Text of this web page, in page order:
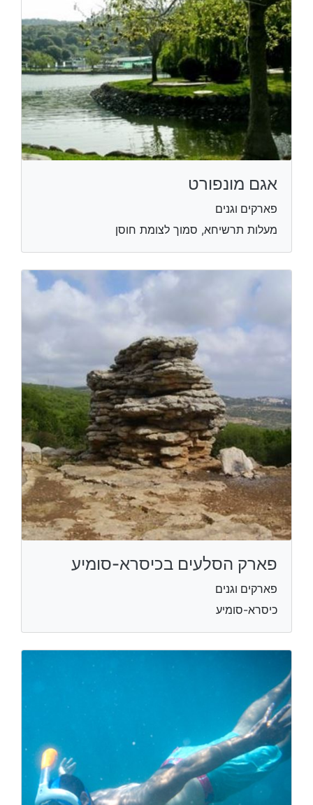
אגם מונפורט
פארקים וגנים
מעלות תרשיחא, סמוך לצומת חוסן
פארק הסלעים בכיסרא-סומיע
פארקים וגנים
כיסרא-סומיע